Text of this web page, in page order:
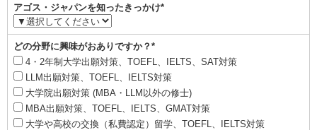
アゴス・ジャパンを知ったきっかけ*
どの分野に興味がおありですか？*
4・2年制大学出願対策、TOEFL、IELTS、SAT対策
LLM出願対策、TOEFL、IELTS対策
大学院出願対策 (MBA・LLM以外の修士)
MBA出願対策、TOEFL、IELTS、GMAT対策
大学や高校の交換（私費認定）留学、TOEFL、IELTS対策